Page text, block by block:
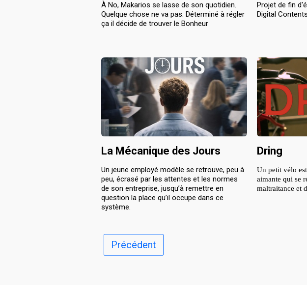
À No, Makarios se lasse de son quotidien.
Quelque chose ne va pas. Déterminé à régler
ça il décide de trouver le Bonheur
Projet de fin
Digital
La Mécanique des Jours
Un jeune employé modèle se retrouve, peu à
peu, écrasé par les attentes et les normes
de son entreprise, jusqu’à remettre en
question la place qu’il occupe dans ce
système.
Dring
Un petit vélo
aimante qui se
maltraitance et
Précédent